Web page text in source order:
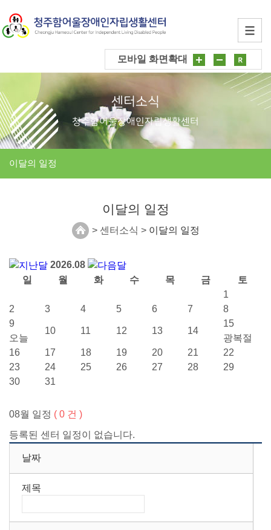
모바일 화면확대
센터소식
청주함어울장애인자립생활센터
이달의 일정
이달의 일정
> 센터소식 > 이달의 일정
2026.08
일
월 화 수 목 금
토
1
2
3 4 5 6 7
8
9
오늘
10 11 12 13 14
15
광복절
16
17 18 19 20 21
22
23
24 25 26 27 28
29
30
31
08월 일정 ( 0 건 )
등록된 센터 일정이 없습니다.
날짜
제목